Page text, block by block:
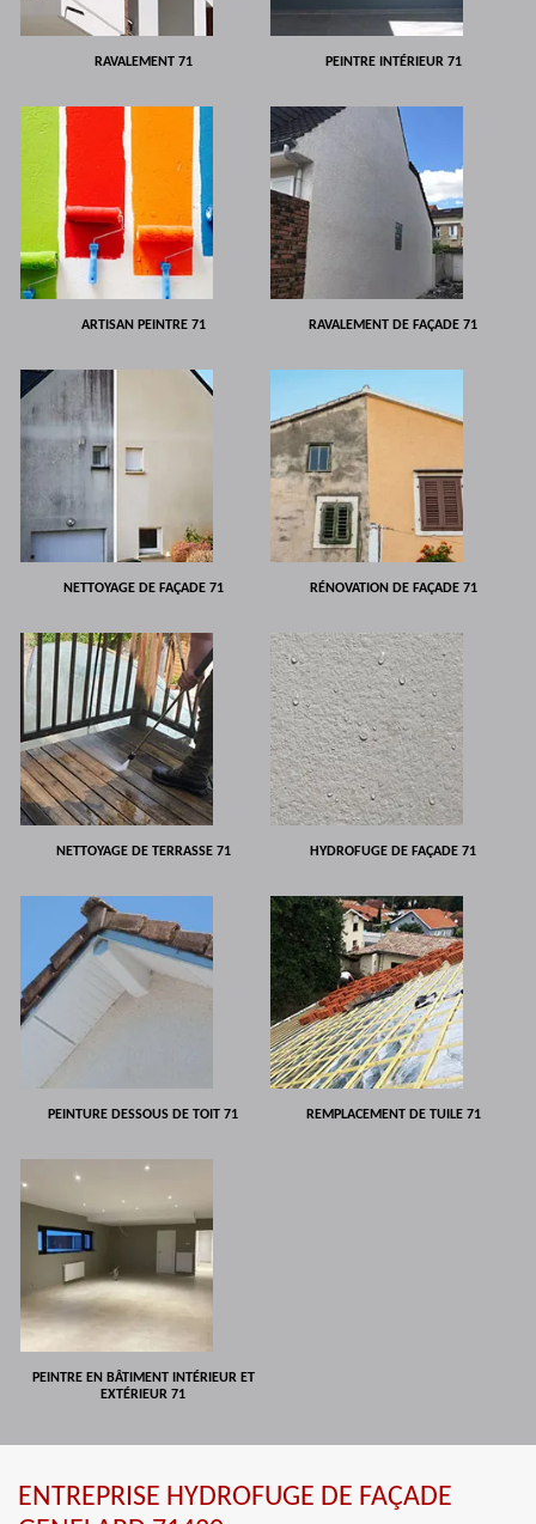
RAVALEMENT 71 PEINTRE INTÉRIEUR 71
ARTISAN PEINTRE 71 RAVALEMENT DE FAÇADE 71
NETTOYAGE DE FAÇADE 71 RÉNOVATION DE FAÇADE 71
NETTOYAGE DE TERRASSE 71 HYDROFUGE DE FAÇADE 71
PEINTURE DESSOUS DE TOIT 71 REMPLACEMENT DE TUILE 71
PEINTRE EN BÂTIMENT INTÉRIEUR ET
EXTÉRIEUR 71
ENTREPRISE HYDROFUGE DE FAÇADE